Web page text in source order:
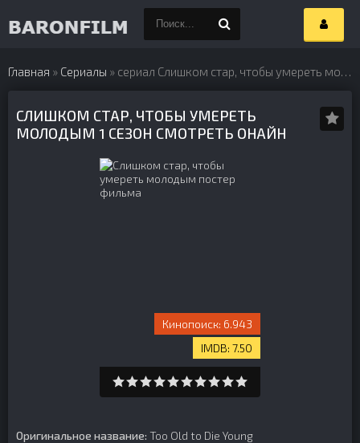
Главная » Сериалы » сериал Слишком стар, чтобы умереть молодым (2019) 1 сезон
СЛИШКОМ СТАР, ЧТОБЫ УМЕРЕТЬ
МОЛОДЫМ 1 СЕЗОН СМОТРЕТЬ ОНАЙН
6.943
7.50
Оригинальное название: Too Old to Die Young